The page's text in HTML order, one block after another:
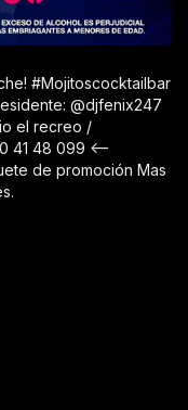
#Mojitoscocktailbar
@djfenix247
el recreo /
41 48 099 <—
de promoción Mas